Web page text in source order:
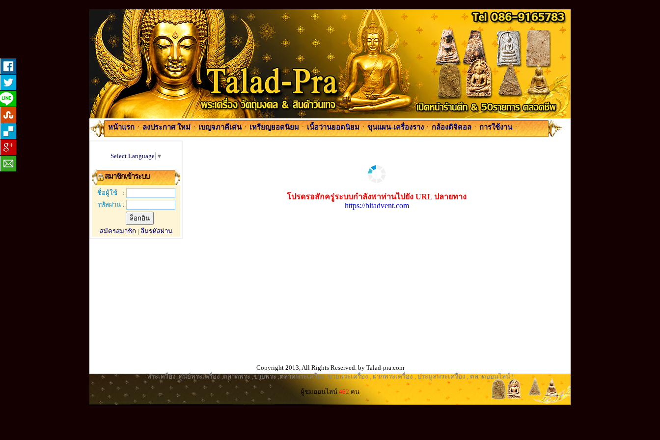
หน้าแรก : ลงประกาศ ใหม่ : เบญจภาคีเด่น : เหรียญยอดนิยม : เนื้อว่านยอดนิยม : ขุนแผน-เครื่องราง : กล้องดิจิตอล : การใช้งาน :
Select Language ▼
สมาชิกเข้าระบบ
ชื่อผู้ใช้
:
รหัสผ่าน :
สมัครสมาชิก | ลืมรหัสผ่าน
โปรดรอสักครู่ระบบกำลังพาท่านไปยัง URL ปลายทาง
https://bitadvent.com
Copyright 2013, All Rights Reserved. by Talad-pra.com
พระเครื่อง ,ศูนย์พระเครื่อง,ตลาดพระ ,ขายพระ ,ตลาดพระเครื่อง ,ขายพระเครื่อง, ฝากพระเครื่อง, ประมูลพระเครื่อง , ตลาดออนไลน์ !
ผู้ชมออนไลน์ 462 คน